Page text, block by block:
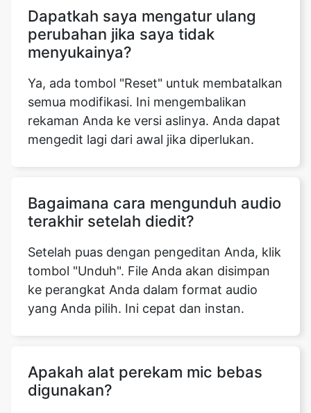
Dapatkah saya mengatur ulang
perubahan jika saya tidak
menyukainya?
Ya, ada tombol "Reset" untuk membatalkan
semua modifikasi. Ini mengembalikan
rekaman Anda ke versi aslinya. Anda dapat
mengedit lagi dari awal jika diperlukan.
Bagaimana cara mengunduh audio
terakhir setelah diedit?
Setelah puas dengan pengeditan Anda, klik
tombol "Unduh". File Anda akan disimpan
ke perangkat Anda dalam format audio
yang Anda pilih. Ini cepat dan instan.
Apakah alat perekam mic bebas
digunakan?